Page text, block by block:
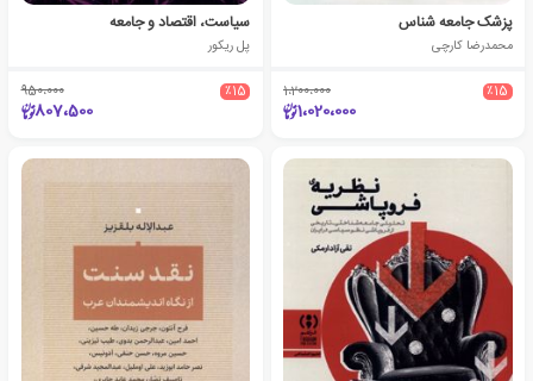
پزشک جامعه شناس
محمدرضا کارچی
٪15 1،200،000
1،020،000
سیاست، اقتصاد و جامعه
پل ریکور
٪15 950،000
807،500